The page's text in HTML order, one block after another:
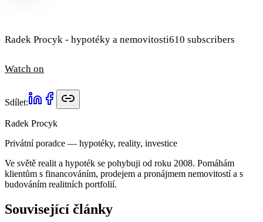
Radek Procyk - hypotéky a nemovitosti610 subscribers
Watch on
Sdílet:
Radek Procyk
Privátní poradce — hypotéky, reality, investice
Ve světě realit a hypoték se pohybuji od roku 2008. Pomáhám
klientům s financováním, prodejem a pronájmem nemovitostí a s
budováním realitních portfolií.
Související články